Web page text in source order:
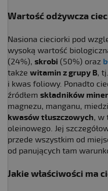
Wartość odżywcza
Nasiona cieciorki pod
wysoką wartość
(24%), skrobi (50%) oraz
także witamin z grupy B,
i kwas foliowy. Ponadto
źródłem składników
magnezu, manganu,
kwasów tłuszczowych, w
oleinowego. Jej
przede wszystkim od
od panujących tam
Jakie właściwości ma